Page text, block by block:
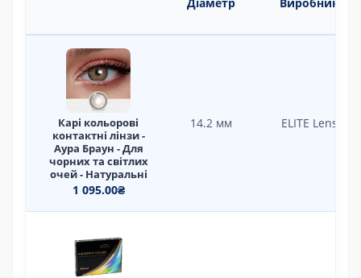
Діаметр Виробник
Карі кольорові
контактні лінзи -
Аура Браун - Для
чорних та світлих
очей - Натуральні
1 095.00₴
14.2 мм ELITE Lens